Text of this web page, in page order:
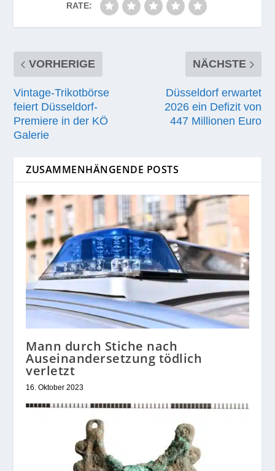
RATE:
VORHERIGE
Vintage-Trikotbörse
feiert Düsseldorf-
Premiere in der KÖ
Galerie
NÄCHSTE
Düsseldorf erwartet
2026 ein Defizit von
447 Millionen Euro
ZUSAMMENHÄNGENDE POSTS
Mann durch Stiche nach
Auseinandersetzung tödlich
verletzt
16. Oktober 2023